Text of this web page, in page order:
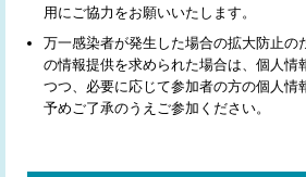
用にご協力をお願いいたします。
万一感染者が発生した場合の拡大防止の
の情報提供を求められた場合は、個人情
つつ、必要に応じて参加者の方の個人情
予めご了承のうえご参加ください。